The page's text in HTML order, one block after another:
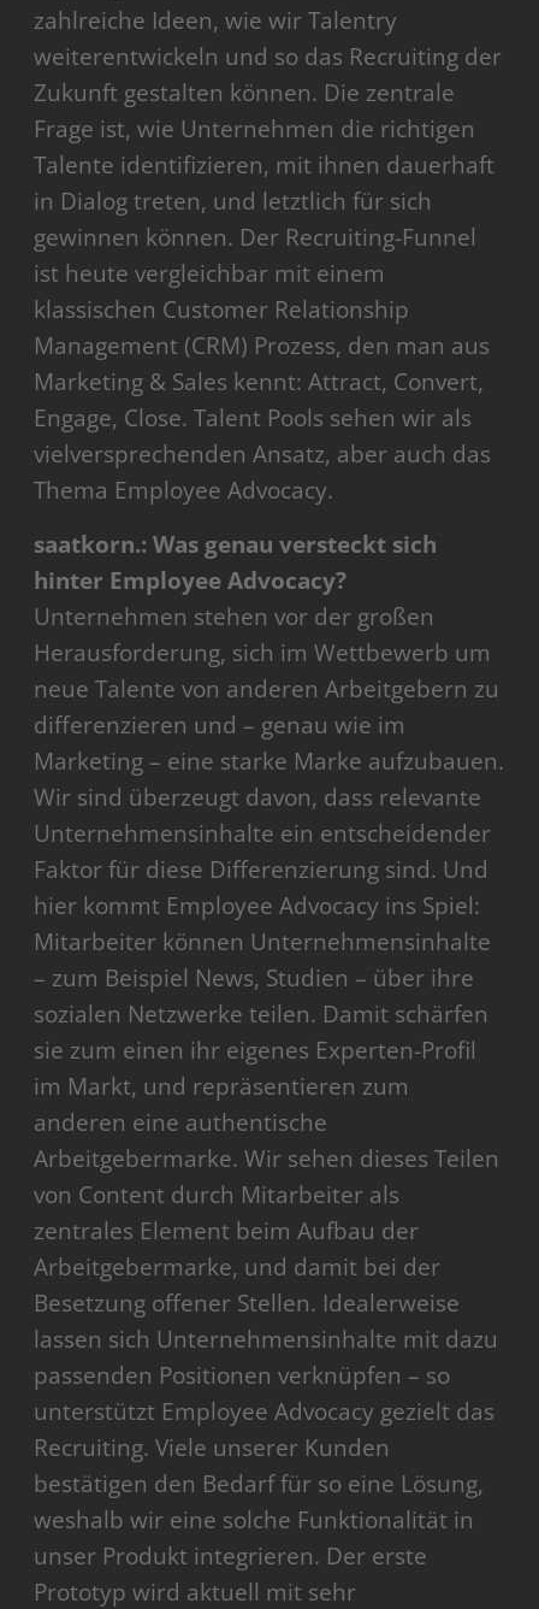
zahlreiche Ideen, wie wir Talentry
weiterentwickeln und so das Recruiting der
Zukunft gestalten können. Die zentrale
Frage ist, wie Unternehmen die richtigen
Talente identifizieren, mit ihnen dauerhaft
in Dialog treten, und letztlich für sich
gewinnen können. Der Recruiting-Funnel
ist heute vergleichbar mit einem
klassischen Customer Relationship
Management (CRM) Prozess, den man aus
Marketing & Sales kennt: Attract, Convert,
Engage, Close. Talent Pools sehen wir als
vielversprechenden Ansatz, aber auch das
Thema Employee Advocacy.
saatkorn.: Was genau versteckt sich
hinter Employee Advocacy?
Unternehmen stehen vor der großen
Herausforderung, sich im Wettbewerb um
neue Talente von anderen Arbeitgebern zu
differenzieren und – genau wie im
Marketing – eine starke Marke aufzubauen.
Wir sind überzeugt davon, dass relevante
Unternehmensinhalte ein entscheidender
Faktor für diese Differenzierung sind. Und
hier kommt Employee Advocacy ins Spiel:
Mitarbeiter können Unternehmensinhalte
– zum Beispiel News, Studien – über ihre
sozialen Netzwerke teilen. Damit schärfen
sie zum einen ihr eigenes Experten-Profil
im Markt, und repräsentieren zum
anderen eine authentische
Arbeitgebermarke. Wir sehen dieses Teilen
von Content durch Mitarbeiter als
zentrales Element beim Aufbau der
Arbeitgebermarke, und damit bei der
Besetzung offener Stellen. Idealerweise
lassen sich Unternehmensinhalte mit dazu
passenden Positionen verknüpfen – so
unterstützt Employee Advocacy gezielt das
Recruiting. Viele unserer Kunden
bestätigen den Bedarf für so eine Lösung,
weshalb wir eine solche Funktionalität in
unser Produkt integrieren. Der erste
Prototyp wird aktuell mit sehr